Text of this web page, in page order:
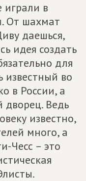
играли в
От шахмат
даешься,
идея создать
для
известный во
в России, а
Ведь
известно,
много, а
Чесс – это